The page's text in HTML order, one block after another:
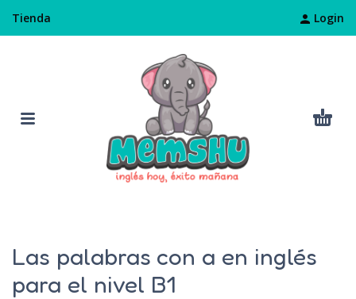
Tienda Login
Las palabras con a en inglés
para el nivel B1